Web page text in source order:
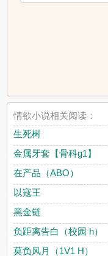
情欲小说相关阅读：
生死树
金属牙套【骨科g1】
在产品（ABO）
以寇王
黑金链
负距离告白（校园 h）
莫负风月（1V1 H）